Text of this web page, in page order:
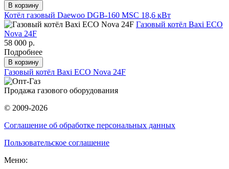
В корзину
Котёл газовый Daewoo DGB-160 MSC 18,6 кВт
Газовый котёл Baxi ECO
Nova 24F
58 000 р.
Подробнее
В корзину
Газовый котёл Baxi ECO Nova 24F
Продажа газового оборудования
© 2009-2026
Соглашение об обработке персональных данных
Пользовательское соглашение
Меню: